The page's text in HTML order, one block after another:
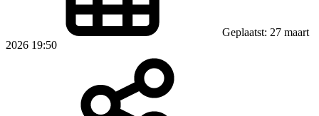
Geplaatst: 27 maart
2026 19:50